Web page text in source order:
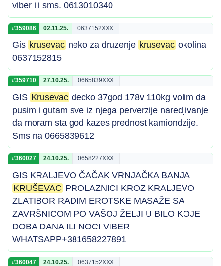
viber ili sms. 0613010340
#359086 02.11.25. 0637152XXX
Gis krusevac neko za druzenje krusevac okolina
0637152815
#359710 27.10.25. 0665839XXX
GIS Krusevac decko 37god 178v 110kg volim da
pusim i gutam sve iz njega perverzije naredjivanje
da moram sta god kazes prednost kamiondzije.
Sms na 0665839612
#360027 24.10.25. 0658227XXX
GIS KRALJEVO ČAČAK VRNJAČKA BANJA
KRUŠEVAC PROLAZNICI KROZ KRALJEVO
ZLATIBOR RADIM EROTSKE MASAŽE SA
ZAVRŠNICOM PO VAŠOJ ŽELJI U BILO KOJE
DOBA DANA ILI NOCI VIBER
WHATSAPP+381658227891
#360047 24.10.25. 0637152XXX